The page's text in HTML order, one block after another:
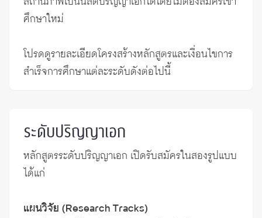
ศึกษาใหม่
โปรดดูรายละเอียดโครงสร้างหลักสูตรและเงื่อนไขการ
สำเร็จการศึกษาแต่ละระดับดังต่อไปนี้
ระดับปริญญาเอก
หลักสูตรระดับปริญญาเอก เปิดรับสมัครในสองรูปแบบ
ได้แก่
แผนวิจัย (Research Tracks)